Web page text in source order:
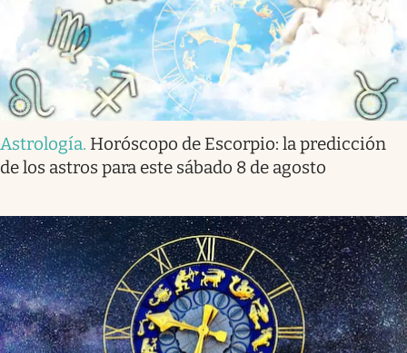
Astrología. Horóscopo de Escorpio: la predicción
de los astros para este sábado 8 de agosto